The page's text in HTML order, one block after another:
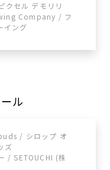
セル デモリリ
Company / フ
イング
ル
/ シロップ オ
ズ
/ SETOUCHI (株